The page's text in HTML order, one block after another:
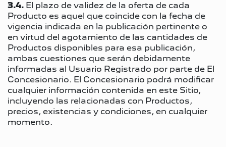
3.4. El plazo de validez de la oferta de cada
Producto es aquel que coincide con la fecha de
vigencia indicada en la publicación pertinente o
en virtud del agotamiento de las cantidades de
Productos disponibles para esa publicación,
ambas cuestiones que serán debidamente
informadas al Usuario Registrado por parte de El
Concesionario. El Concesionario podrá modificar
cualquier información contenida en este Sitio,
incluyendo las relacionadas con Productos,
precios, existencias y condiciones, en cualquier
momento.